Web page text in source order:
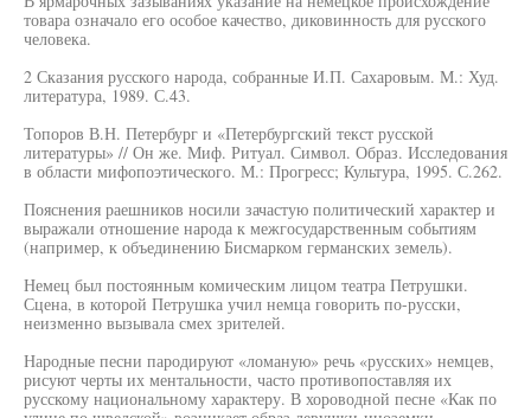
товара означало его особое качество, диковинность для русского
человека.
2 Сказания русского народа, собранные И.П. Сахаровым. М.: Худ.
литература, 1989. С.43.
Топоров В.Н. Петербург и «Петербургский текст русской
литературы» // Он же. Миф. Ритуал. Символ. Образ. Исследования
в области мифопоэтического. М.: Прогресс; Культура, 1995. С.262.
Пояснения раешников носили зачастую политический характер и
выражали отношение народа к межгосударственным событиям
(например, к объединению Бисмарком германских земель).
Немец был постоянным комическим лицом театра Петрушки.
Сцена, в которой Петрушка учил немца говорить по-русски,
неизменно вызывала смех зрителей.
Народные песни пародируют «ломаную» речь «русских» немцев,
рисуют черты их ментальности, часто противопоставляя их
русскому национальному характеру. В хороводной песне «Как по